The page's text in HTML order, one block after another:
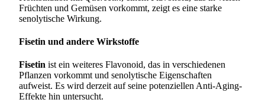
Früchten und Gemüsen vorkommt, zeigt es eine starke
senolytische Wirkung.
Fisetin und andere Wirkstoffe
Fisetin ist ein weiteres Flavonoid, das in verschiedenen
Pflanzen vorkommt und senolytische Eigenschaften
aufweist. Es wird derzeit auf seine potenziellen Anti-Aging-
Effekte hin untersucht.